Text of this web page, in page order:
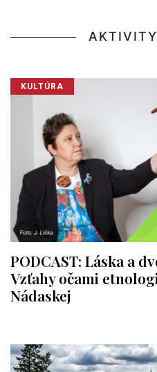
KULTÚRA
PODCAST: Láska a
Vzťahy očami
Nádaskej